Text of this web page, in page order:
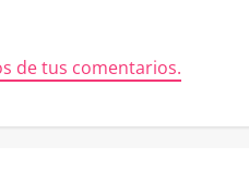
de tus comentarios.